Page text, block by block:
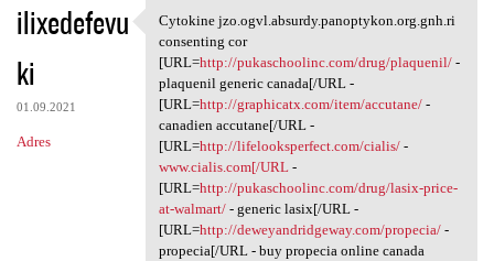
ilixedefevu
ki
01.09.2021
Adres
Cytokine jzo.ogvl.absurdy
Cytokine jzo.ogvl.absurdy.panoptykon.org.gnh.ri
consenting cor
[URL=http://pukaschoolinc.com/drug/plaquenil/-
plaquenil generic canada[/URL -
[URL=http://graphicatx.com/item/accutane/-
canadien accutane[/URL -
[URL=http://lifelooksperfect.com/cialis/-
www.cialis.com[/URL-
[URL=http://pukaschoolinc.com/drug/lasix-price-
at-walmart/- generic lasix[/URL -
[URL=http://deweyandridgeway.com/propecia/-
propecia[/URL - buy propecia online canada